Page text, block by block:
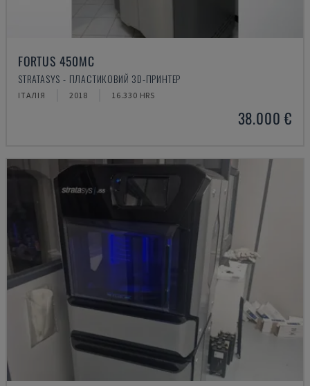
FORTUS 450MC
STRATASYS - ПЛАСТИКОВИЙ 3D-ПРИНТЕР
ІТАЛІЯ 2018 16.330 HRS
38.000 €